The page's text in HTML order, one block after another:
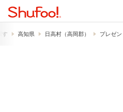
す 高知県 日高村（高岡郡） プレゼ